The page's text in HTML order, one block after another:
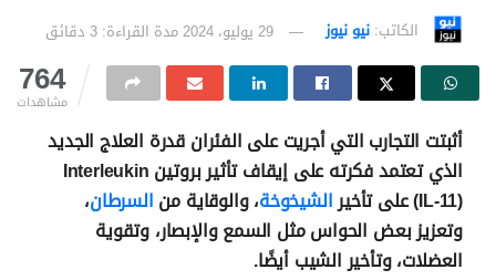
الكاتب: نيو نيوز 29 يوليو، 2024 مدة القراءة: 3 دقائق
764
مشاهدات
أثبتت التجارب التي أجريت على الفئران قدرة العلاج الجديد
الذي تعتمد فكرته على إيقاف تأثير بروتين Interleukin
(IL-11) على تأخير
الشيخوخة، والوقاية منالسرطان،
وتعزيز بعض الحواس مثل السمع والإبصار، وتقوية
العضلات، وتأخير الشيب أيضًا.